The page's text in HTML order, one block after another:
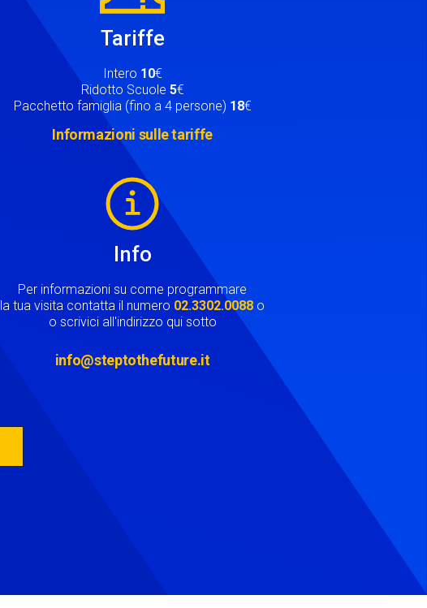
Tariffe
Intero 10€
Ridotto Scuole 5€
Pacchetto famiglia (fino a 4 persone) 18€
Informazioni sulle tariffe
Info
Per informazioni su come programmare
la tua visita contatta il numero 02.3302.0088 o
o scrivici all'indirizzo qui sotto
info@steptothefuture.it